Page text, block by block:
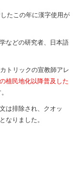
たこの年に漢字使用が
などの研究者、日本語
トリックの宣教師アレ
植民地化以降普及した
は排除され、クオッ
なりました。